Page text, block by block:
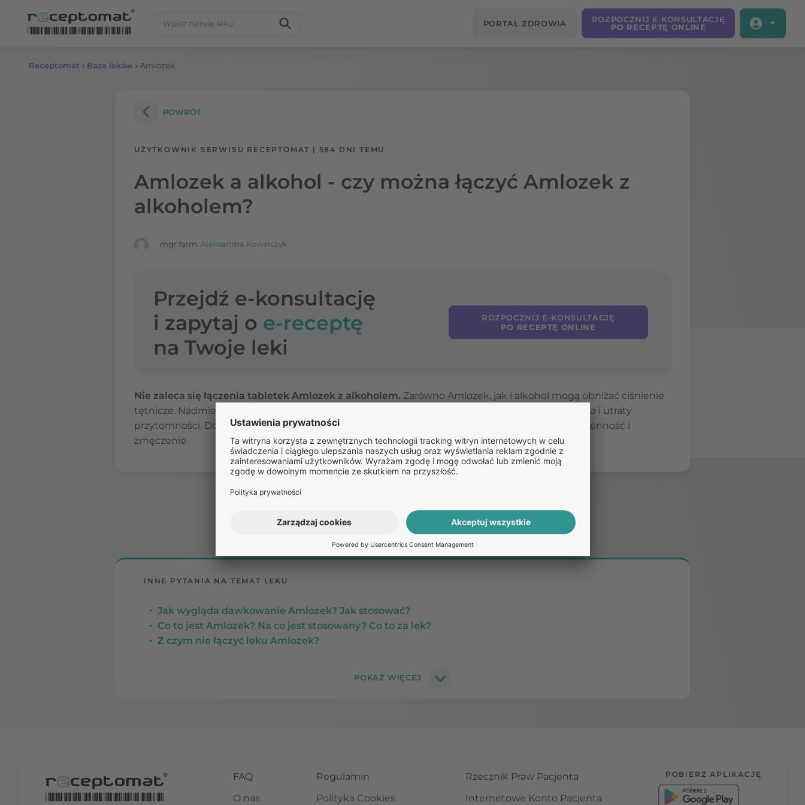
PORTAL ZDROWIA
ROZPOCZNIJ E-KONSULTACJĘ
PO RECEPTĘ ONLINE
Receptomat » Baza leków » Amlozek
POWRÓT
UŻYTKOWNIK SERWISU RECEPTOMAT | 584 DNI TEMU
Amlozek a alkohol - czy można łączyć Amlozek z
alkoholem?
mgr farm. Aleksandra Kowalczyk
Przejdź e-konsultację
i zapytaj o e-receptę
na Twoje leki
ROZPOCZNIJ E-KONSULTACJĘ
PO RECEPTĘ ONLINE
Nie zaleca się łączenia tabletek Amlozek z alkoholem. Zarówno Amlozek, jak i alkohol mogą obniżać ciśnienie
tętnicze. Nadmierne obniżenie ciśnienia może prowadzić do zawrotów głowy, omdleń, osłabienia i utraty
przytomności. Dodatkowo, alkohol może nasilać niektóre działania niepożądane leku, takie jak senność i
zmęczenie.
Pozostałepytania:
INNE PYTANIA NA TEMAT LEKU
Jak wygląda dawkowanie Amlozek? Jak stosować?
Co to jest Amlozek? Na co jest stosowany? Co to za lek?
Z czym nie łączyć leku Amlozek?
FAQ
O nas
Regulamin
Polityka Cookies
Rzecznik Praw Pacjenta
Internetowe Konto Pacjenta
POBIERZ APLIKACJĘ